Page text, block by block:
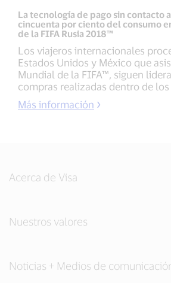
La tecnología de pago sin contacto
cincuenta por ciento del consumo
de la FIFA Rusia 2018™
Los viajeros internacionales
Estados Unidos y México que
Mundial de la FIFA™, siguen
compras realizadas dentro de los
Más información
Acerca de Visa
Nuestros valores
Noticias + Medios de